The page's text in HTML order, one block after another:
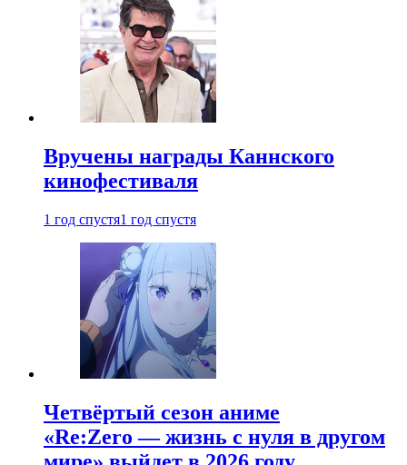
Вручены награды Каннского
кинофестиваля
1 год спустя1 год спустя
Четвёртый сезон аниме
«Re:Zero — жизнь с нуля в другом